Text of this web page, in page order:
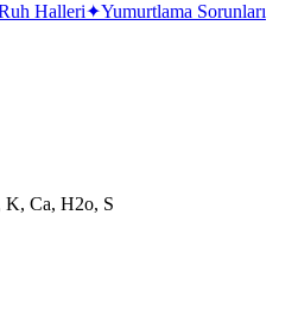
Halleri✦Yumurtlama Sorunları
Ca, H2o, S